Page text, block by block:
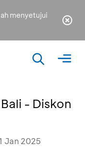
menyetujui
- Diskon
Jan 2025